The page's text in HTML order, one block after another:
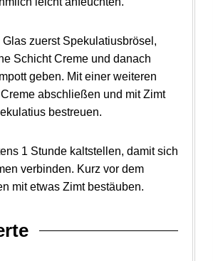
Glas zuerst Spekulatiusbrösel,
Schicht Creme und danach
geben. Mit einer weiteren
abschließen und mit Zimt
bestreuen.
1 Stunde kaltstellen, damit sich
verbinden. Kurz vor dem
mit etwas Zimt bestäuben.